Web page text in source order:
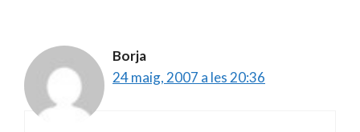
Borja
24 maig, 2007 a les 20:36